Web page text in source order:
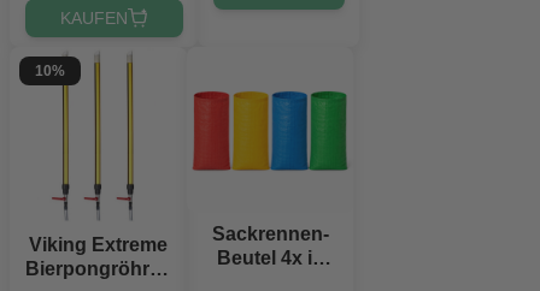
KAUFEN
10%
Viking Extreme
Bierpongröhren
Sackrennen-
Beutel 4x in